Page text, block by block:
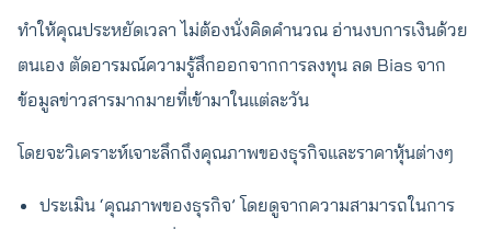
ทำให้คุณประหยัดเวลา ไม่ต้องนั่งคิดคำนวณ อ่านงบการเงินด้วย
ตนเอง ตัดอารมณ์ความรู้สึกออกจากการลงทุน ลด Bias จาก
ข้อมูลข่าวสารมากมายที่เข้ามาในแต่ละวัน
โดยจะวิเคราะห์เจาะลึกถึงคุณภาพของธุรกิจและราคาหุ้นต่างๆ
ประเมิน ‘คุณภาพของธุรกิจ’ โดยดูจากความสามารถในการ